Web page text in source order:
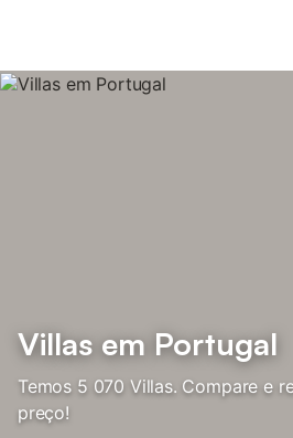
Villas em Portugal
Temos 5 070 Villas. Compare e
preço!